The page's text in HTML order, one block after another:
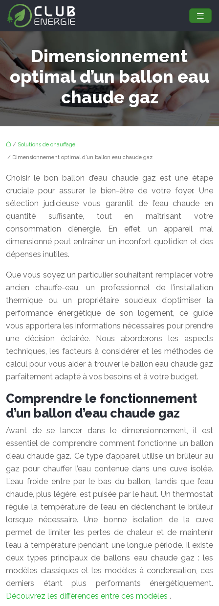
Dimensionnement
optimal d’un ballon eau
chaude gaz
/ Solutions de chauffage
/ Dimensionnement optimal d’un ballon eau chaude gaz
Choisir le bon ballon d’eau chaude gaz est une étape
cruciale pour assurer le bien-être de votre foyer. Une
sélection judicieuse vous garantit de l’eau chaude en
quantité suffisante, tout en maîtrisant votre
consommation d’énergie. En effet, un appareil mal
dimensionné peut entraîner un inconfort quotidien et des
dépenses inutiles.
Que vous soyez un particulier souhaitant remplacer votre
ancien chauffe-eau, un professionnel de l’installation
thermique ou un propriétaire soucieux d’optimiser la
performance énergétique de son logement, ce guide
vous apportera les informations nécessaires pour prendre
une décision éclairée. Nous aborderons les aspects
techniques, les facteurs à considérer et les méthodes de
calcul pour vous aider à trouver le ballon eau chaude gaz
parfaitement adapté à vos besoins et à votre budget.
Comprendre le fonctionnement
d’un ballon d’eau chaude gaz
Avant de se lancer dans le dimensionnement, il est
essentiel de comprendre comment fonctionne un ballon
d’eau chaude gaz. Ce type d’appareil utilise un brûleur au
gaz pour chauffer l’eau contenue dans une cuve isolée.
L’eau froide entre par le bas du ballon, tandis que l’eau
chaude, plus légère, est puisée par le haut. Un thermostat
régule la température de l’eau en déclenchant le brûleur
lorsque nécessaire. Une bonne isolation de la cuve
permet de limiter les pertes de chaleur et de maintenir
l’eau à température pendant une longue période. Il existe
deux types principaux de ballons eau chaude gaz : les
modèles classiques et les modèles à condensation, ces
derniers étant plus performants énergétiquement.
Découvrez les différences entre ces modèles .